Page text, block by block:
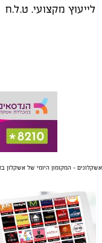
לייעוץ מקצועי. ט.ל.ח
אשקלונים - המקומון היומי של אשקלון